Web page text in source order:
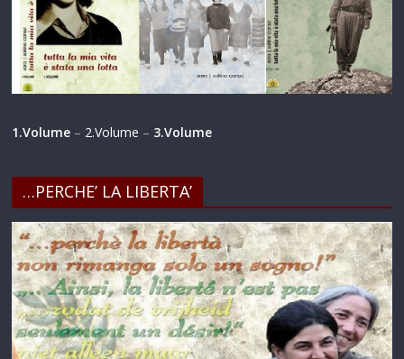
1.Volume – 2.Volume – 3.Volume
…PERCHE’ LA LIBERTA’